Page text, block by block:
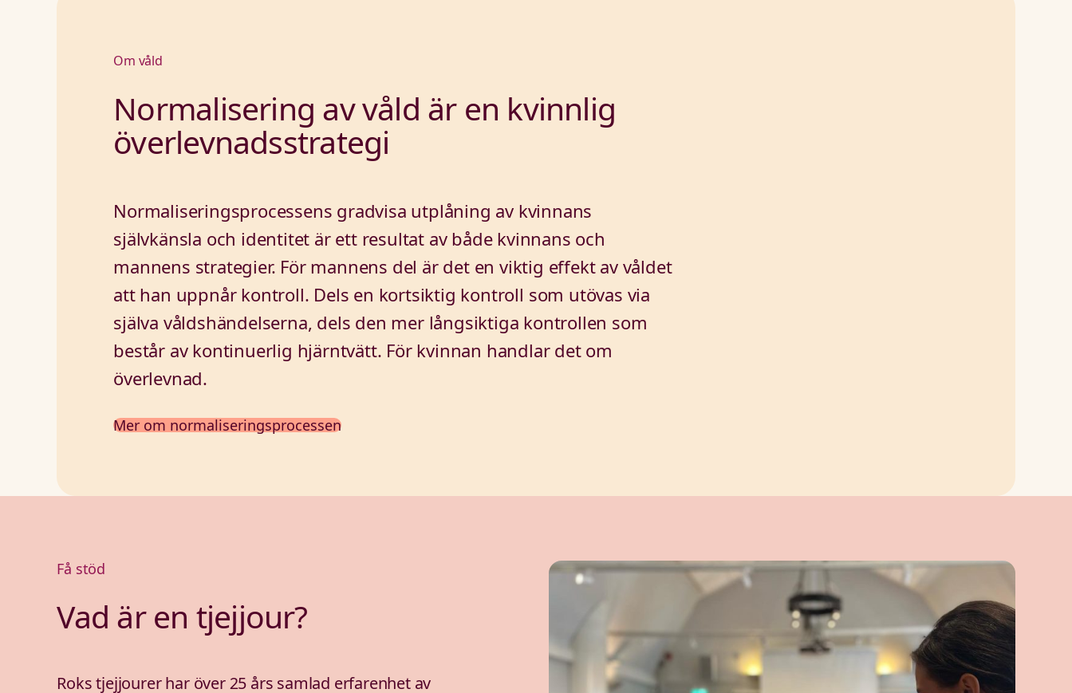
Om våld
Normalisering av våld är en kvinnlig
överlevnadsstrategi
Normaliseringsprocessens gradvisa utplåning av kvinnans
självkänsla och identitet är ett resultat av både kvinnans och
mannens strategier. För mannens del är det en viktig effekt av våldet
att han uppnår kontroll. Dels en kortsiktig kontroll som utövas via
själva våldshändelserna, dels den mer långsiktiga kontrollen som
består av kontinuerlig hjärntvätt. För kvinnan handlar det om
överlevnad.
Mer om normaliseringsprocessen
Få stöd
Vad är en tjejjour?
Roks tjejjourer har över 25 års samlad erfarenhet av